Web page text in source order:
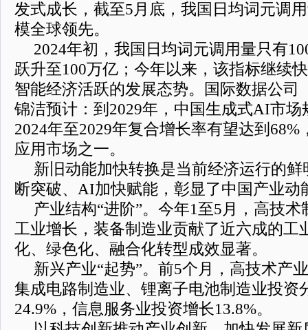
发式成长，截至5月底，我国日均词元调
模全球领先。
2024年初，我国日均词元调用量只有
跃升至100万亿；今年以来，该指标继续
智能经济活跃的发展态势。国际数据公司
锦洁预计：到2029年，中国生成式AI市
2024年至2029年复合增长率有望达到
应用市场之一。
新旧动能加快转换是当前经济运行的
断突破、AI加快赋能，彰显了中国产业动
产业结构“进阶”。今年1至5月，高技
工业增长，装备制造业贡献了近六成的工
化、绿色化、融合化转型成效显著。
新兴产业“起势”。前5个月，高技术产
集成电路制造业、锂离子电池制造业投资
24.9%，信息服务业投资增长13.8%。